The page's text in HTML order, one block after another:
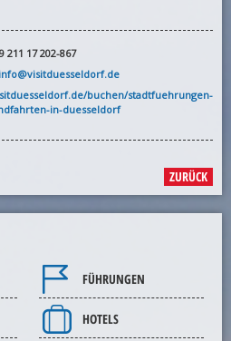
211 17 202-867
info@visitduesseldorf.de
buchen/stadtfuehrungen-
in-duesseldorf
ZURÜCK
FÜHRUNGEN
HOTELS